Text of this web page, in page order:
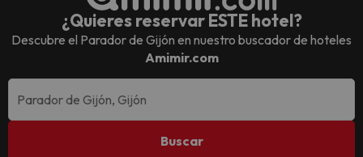
¿Quieres reservar ESTE hotel?
Descubre el Parador de Gijón en nuestro buscador de hoteles
Amimir.com
Buscar